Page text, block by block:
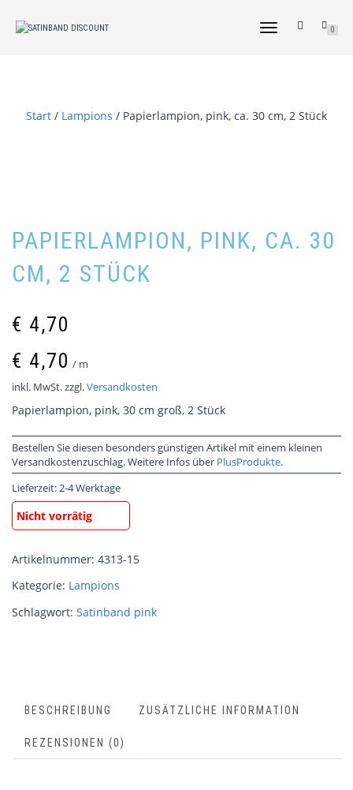
NAVIGATION
0
Start / Lampions / Papierlampion, pink, ca. 30 cm, 2 Stück
PAPIERLAMPION, PINK, CA. 30
CM, 2 STÜCK
€ 4,70
€ 4,70 / m
inkl. MwSt.zzgl.Versandkosten
Papierlampion, pink, 30 cm groß, 2 Stück
Bestellen Sie diesen besonders günstigen Artikel mit einem kleinen
Versandkostenzuschlag. Weitere Infos über PlusProdukte.
Lieferzeit:2-4 Werktage
Nicht vorrätig
Artikelnummer: 4313-15
Kategorie: Lampions
Schlagwort: Satinband pink
BESCHREIBUNG ZUSÄTZLICHE INFORMATION
REZENSIONEN (0)